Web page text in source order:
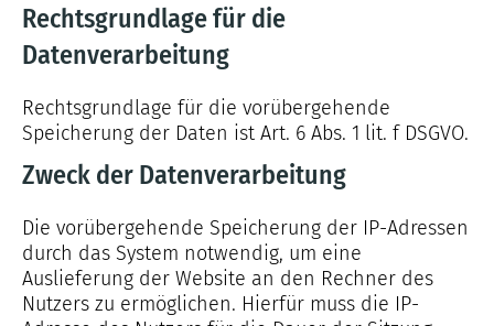
Rechtsgrundlage für die
Datenverarbeitung
Rechtsgrundlage für die vorübergehende
Speicherung der Daten ist Art. 6 Abs. 1 lit. f DSGVO.
Zweck der Datenverarbeitung
Die vorübergehende Speicherung der IP-Adressen
durch das System notwendig, um eine
Auslieferung der Website an den Rechner des
Nutzers zu ermöglichen. Hierfür muss die IP-